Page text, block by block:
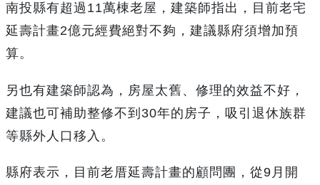
南投縣有超過11萬棟老屋，建築師指出，目前老宅
延壽計畫2億元經費絕對不夠，建議縣府須增加預
算。
另也有建築師認為，房屋太舊、修理的效益不好，
建議也可補助整修不到30年的房子，吸引退休族群
等縣外人口移入。
縣府表示，目前老厝延壽計畫的顧問團，從9月開